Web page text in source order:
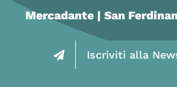
Mercadante | San
Iscriviti alla